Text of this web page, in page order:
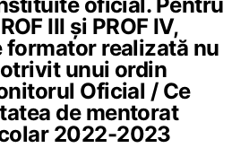
III și PROF IV,
realizată nu
unui ordin
Oficial / Ce
de mentorat
2022-2023